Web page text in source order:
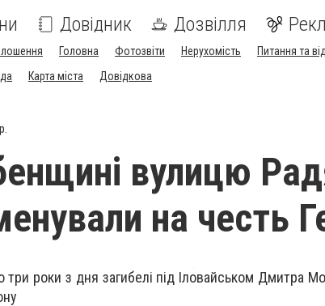
Довідник Дозвілля
Головна Фотозвіти Нерухомість Питання та
Карта міста Довідкова
вулицю
на честь
три роки з дня загибелі під Іловайськом Дмитра